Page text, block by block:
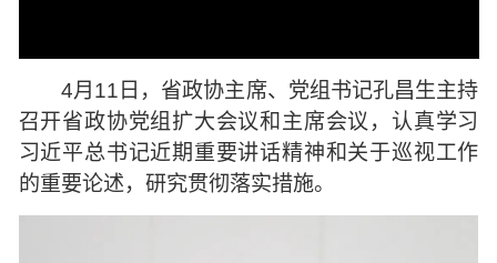
4月11日，省政协主席、党组书记孔昌生主持
召开省政协党组扩大会议和主席会议，认真学习
习近平总书记近期重要讲话精神和关于巡视工作
的重要论述，研究贯彻落实措施。